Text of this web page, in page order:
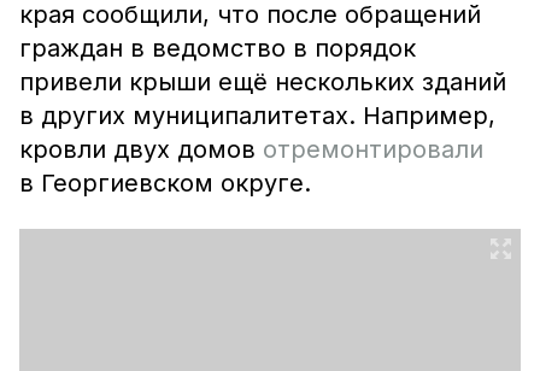
края сообщили, что после обращений
граждан в ведомство в порядок
привели крыши ещё нескольких зданий
в других муниципалитетах. Например,
кровли двух домов отремонтировали
в Георгиевском округе.